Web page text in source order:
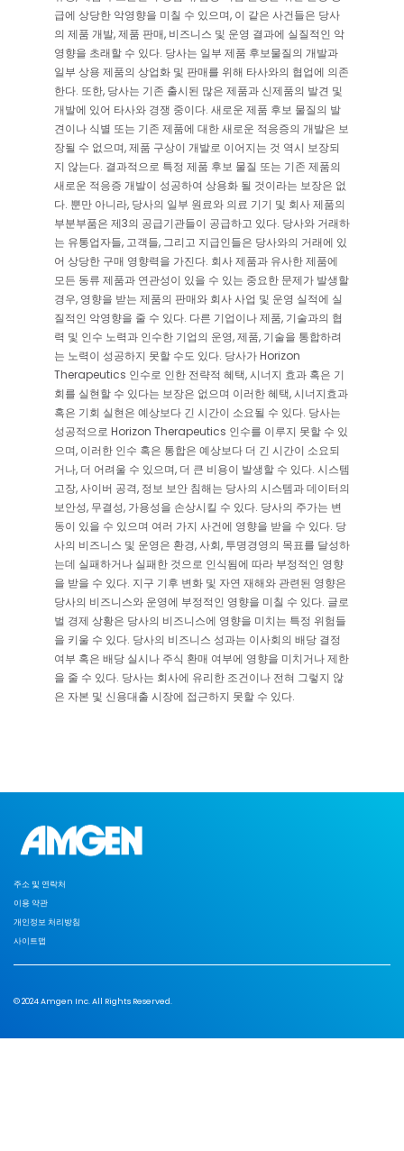
급에 상당한 악영향을 미칠 수 있으며, 이 같은 사건들은 당사
의 제품 개발, 제품 판매, 비즈니스 및 운영 결과에 실질적인 악
영향을 초래할 수 있다. 당사는 일부 제품 후보물질의 개발과
일부 상용 제품의 상업화 및 판매를 위해 타사와의 협업에 의존
한다. 또한, 당사는 기존 출시된 많은 제품과 신제품의 발견 및
개발에 있어 타사와 경쟁 중이다. 새로운 제품 후보 물질의 발
견이나 식별 또는 기존 제품에 대한 새로운 적응증의 개발은 보
장될 수 없으며, 제품 구상이 개발로 이어지는 것 역시 보장되
지 않는다. 결과적으로 특정 제품 후보 물질 또는 기존 제품의
새로운 적응증 개발이 성공하여 상용화 될 것이라는 보장은 없
다. 뿐만 아니라, 당사의 일부 원료와 의료 기기 및 회사 제품의
부분부품은 제3의 공급기관들이 공급하고 있다. 당사와 거래하
는 유통업자들, 고객들, 그리고 지급인들은 당사와의 거래에 있
어 상당한 구매 영향력을 가진다. 회사 제품과 유사한 제품에
모든 동류 제품과 연관성이 있을 수 있는 중요한 문제가 발생할
경우, 영향을 받는 제품의 판매와 회사 사업 및 운영 실적에 실
질적인 악영향을 줄 수 있다. 다른 기업이나 제품, 기술과의 협
력 및 인수 노력과 인수한 기업의 운영, 제품, 기술을 통합하려
는 노력이 성공하지 못할 수도 있다. 당사가 Horizon
Therapeutics 인수로 인한 전략적 혜택, 시너지 효과 혹은 기
회를 실현할 수 있다는 보장은 없으며 이러한 혜택, 시너지효과
혹은 기회 실현은 예상보다 긴 시간이 소요될 수 있다. 당사는
성공적으로 Horizon Therapeutics 인수를 이루지 못할 수 있
으며, 이러한 인수 혹은 통합은 예상보다 더 긴 시간이 소요되
거나, 더 어려울 수 있으며, 더 큰 비용이 발생할 수 있다. 시스템
고장, 사이버 공격, 정보 보안 침해는 당사의 시스템과 데이터의
보안성, 무결성, 가용성을 손상시킬 수 있다. 당사의 주가는 변
동이 있을 수 있으며 여러 가지 사건에 영향을 받을 수 있다. 당
사의 비즈니스 및 운영은 환경, 사회, 투명경영의 목표를 달성하
는데 실패하거나 실패한 것으로 인식됨에 따라 부정적인 영향
을 받을 수 있다. 지구 기후 변화 및 자연 재해와 관련된 영향은
당사의 비즈니스와 운영에 부정적인 영향을 미칠 수 있다. 글로
벌 경제 상황은 당사의 비즈니스에 영향을 미치는 특정 위험들
을 키울 수 있다. 당사의 비즈니스 성과는 이사회의 배당 결정
여부 혹은 배당 실시나 주식 환매 여부에 영향을 미치거나 제한
을 줄 수 있다. 당사는 회사에 유리한 조건이나 전혀 그렇지 않
은 자본 및 신용대출 시장에 접근하지 못할 수 있다.
주소 및 연락처
이용 약관
개인정보 처리방침
사이트맵
© 2024 Amgen Inc. All Rights Reserved.